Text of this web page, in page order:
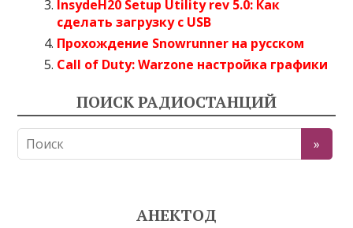
InsydeH20 Setup Utility rev 5.0: Как
сделать загрузку с USB
Прохождение Snowrunner на русском
Call of Duty: Warzone настройка графики
ПОИСК РАДИОСТАНЦИЙ
АНЕКТОД